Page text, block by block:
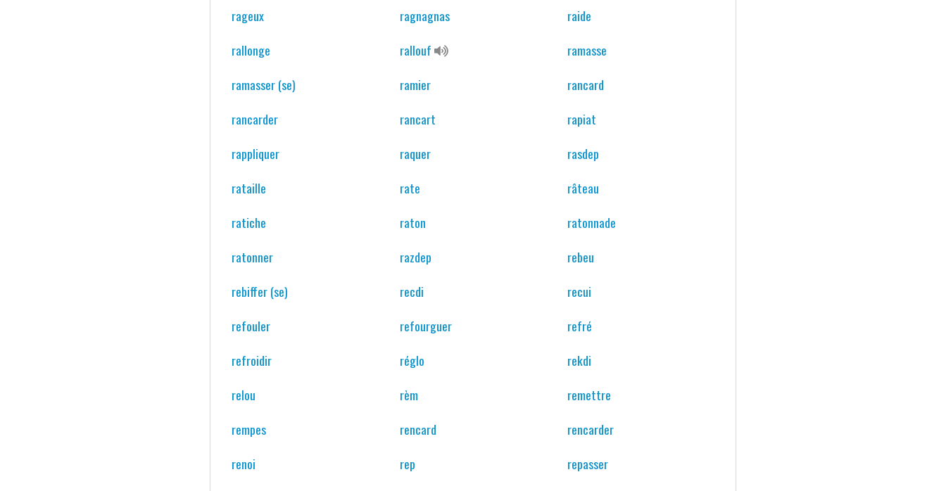
rageux
ragnagnas
raide
rallonge
rallouf
ramasse
ramasser (se)
ramier
rancard
rancarder
rancart
rapiat
rappliquer
raquer
rasdep
rataille
rate
râteau
ratiche
raton
ratonnade
ratonner
razdep
rebeu
rebiffer (se)
recdi
recui
refouler
refourguer
refré
refroidir
réglo
rekdi
relou
rèm
remettre
rempes
rencard
rencarder
renoi
rep
repasser